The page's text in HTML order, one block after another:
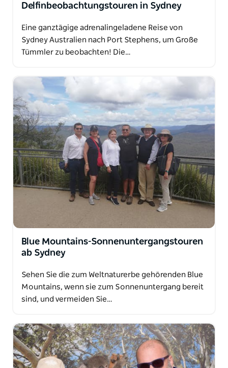
Delfinbeobachtungstouren in Sydney
Eine ganztägige adrenalingeladene Reise von
Sydney Australien nach Port Stephens, um Große
Tümmler zu beobachten! Die…
Blue Mountains-Sonnenuntergangstouren
ab Sydney
Sehen Sie die zum Weltnaturerbe gehörenden Blue
Mountains, wenn sie zum Sonnenuntergang bereit
sind, und vermeiden Sie…